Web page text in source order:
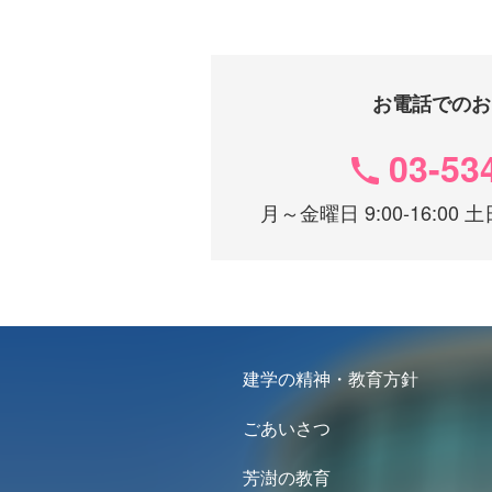
お電話での
03-
月～金曜日 9:00-16:00
建学の精神・教育方針
ごあいさつ
芳澍の教育